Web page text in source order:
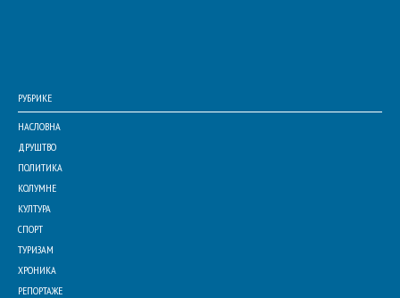
РУБРИКЕ
НАСЛОВНА
ДРУШТВО
ПОЛИТИКА
КОЛУМНЕ
КУЛТУРА
СПОРТ
ТУРИЗАМ
ХРОНИКА
РЕПОРТАЖЕ